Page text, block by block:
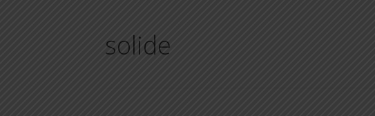
solide